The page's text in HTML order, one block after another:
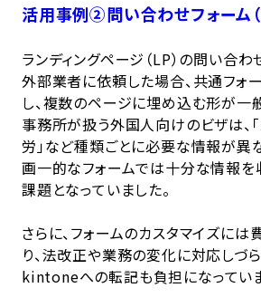
活用事例②問い合わせフォーム
ランディングページ（LP）の問い合
外部業者に依頼した場合、共通フォ
し、複数のページに埋め込む形が一
事務所が扱う外国人向けのビザは、「
労」など種類ごとに必要な情報が異な
画一的なフォームでは十分な情報を
課題となっていました。
さらに、フォームのカスタマイズに
り、法改正や業務の変化に対応しづ
kintoneへの転記も負担になってい